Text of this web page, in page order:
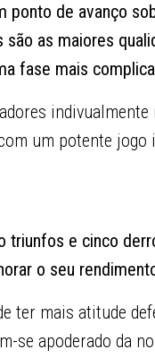
ponto de avanço
são as maiores
fase mais
um potente
triunfos e cinco
o seu
ter mais atitude
se apoderado da